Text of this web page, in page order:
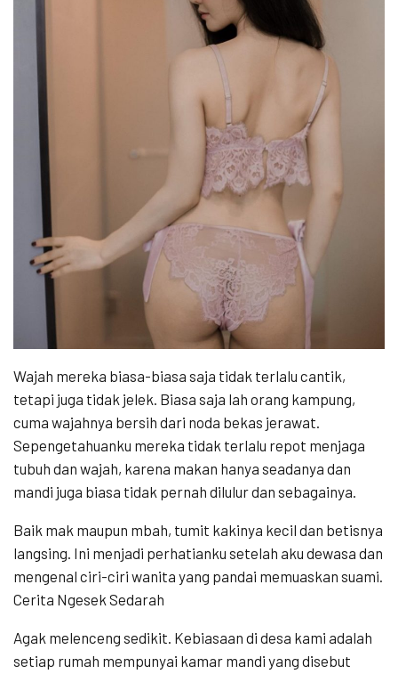
Wajah mereka biasa-biasa saja tidak terlalu cantik,
tetapi juga tidak jelek. Biasa saja lah orang kampung,
cuma wajahnya bersih dari noda bekas jerawat.
Sepengetahuanku mereka tidak terlalu repot menjaga
tubuh dan wajah, karena makan hanya seadanya dan
mandi juga biasa tidak pernah dilulur dan sebagainya.
Baik mak maupun mbah, tumit kakinya kecil dan betisnya
langsing. Ini menjadi perhatianku setelah aku dewasa dan
mengenal ciri-ciri wanita yang pandai memuaskan suami.
Cerita Ngesek Sedarah
Agak melenceng sedikit. Kebiasaan di desa kami adalah
setiap rumah mempunyai kamar mandi yang disebut